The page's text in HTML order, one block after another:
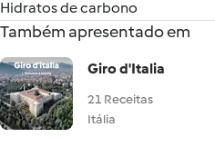
Hidratos de carbono
Também apresentado em
Giro d'Italia
21 Receitas
Itália